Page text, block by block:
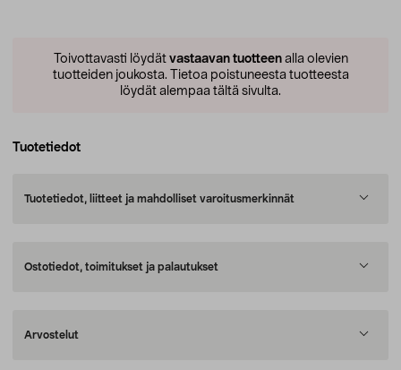
Toivottavasti löydät vastaavan tuotteenalla olevien
tuotteiden joukosta. Tietoa poistuneesta tuotteesta
löydät alempaa tältä sivulta.
Tuotetiedot
Tuotetiedot, liitteet ja mahdolliset varoitusmerkinnät
Ostotiedot, toimitukset ja palautukset
Arvostelut